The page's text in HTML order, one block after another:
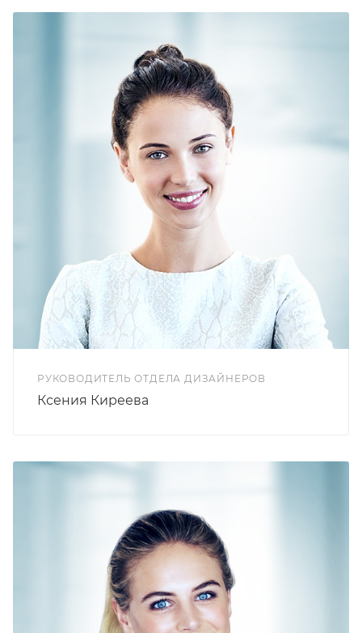
РУКОВОДИТЕЛЬ ОТДЕЛА ДИЗАЙНЕРОВ
Ксения Киреева